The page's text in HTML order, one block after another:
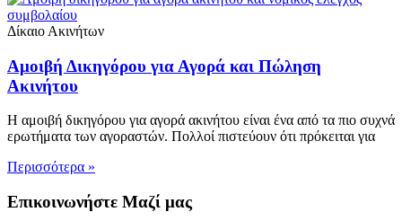
Δίκαιο Ακινήτων
Αμοιβή Δικηγόρου για Αγορά και Πώληση
Ακινήτου
Η αμοιβή δικηγόρου για αγορά ακινήτου είναι ένα από τα πιο συχνά
ερωτήματα των αγοραστών. Πολλοί πιστεύουν ότι πρόκειται για
Περισσότερα »
Επικοινωνήστε Μαζί μας